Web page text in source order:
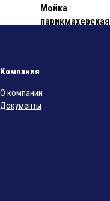
Мойка
парикмахерская
Ceriotti (Италия)
Компания
О компании
Документы